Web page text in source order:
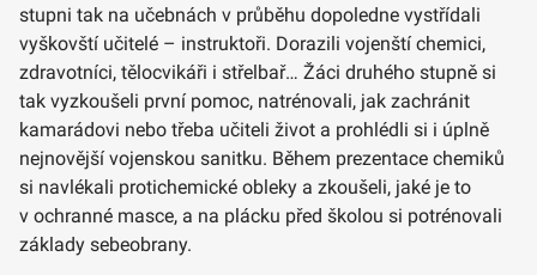
stupni tak na učebnách v průběhu dopoledne vystřídali
vyškovští učitelé – instruktoři. Dorazili vojenští chemici,
zdravotníci, tělocvikáři i střelbař… Žáci druhého stupně si
tak vyzkoušeli první pomoc, natrénovali, jak zachránit
kamarádovi nebo třeba učiteli život a prohlédli si i úplně
nejnovější vojenskou sanitku. Během prezentace chemiků
si navlékali protichemické obleky a zkoušeli, jaké je to
v ochranné masce, a na plácku před školou si potrénovali
základy sebeobrany.